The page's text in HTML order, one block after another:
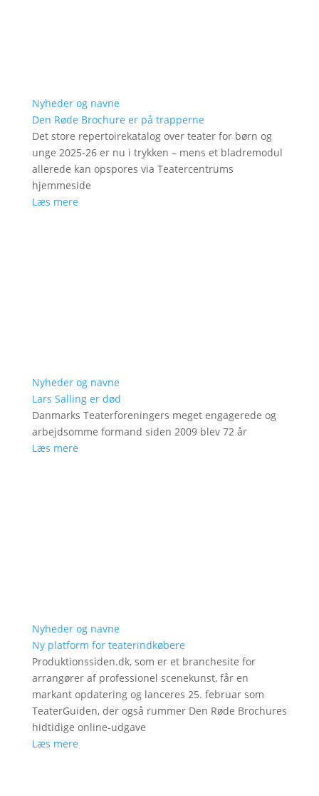
Nyheder og navne
Den Røde Brochure er på trapperne
Det store repertoirekatalog over teater for børn og
unge 2025-26 er nu i trykken – mens et bladremodul
allerede kan opspores via Teatercentrums
hjemmeside
Læs mere
Nyheder og navne
Lars Salling er død
Danmarks Teaterforeningers meget engagerede og
arbejdsomme formand siden 2009 blev 72 år
Læs mere
Nyheder og navne
Ny platform for teaterindkøbere
Produktionssiden.dk, som er et branchesite for
arrangører af professionel scenekunst, får en
markant opdatering og lanceres 25. februar som
TeaterGuiden, der også rummer Den Røde Brochures
hidtidige online-udgave
Læs mere